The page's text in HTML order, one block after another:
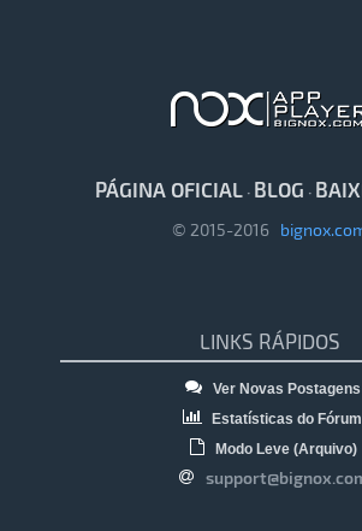
PÁGINA OFICIAL · BLOG ·
© 2015-2016
LINKS RÁPIDOS
Ver Novas Postagens
Estatísticas do Fórum
Modo Leve (Arquivo)